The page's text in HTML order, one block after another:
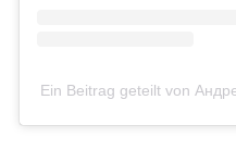
Ein Beitrag geteilt von